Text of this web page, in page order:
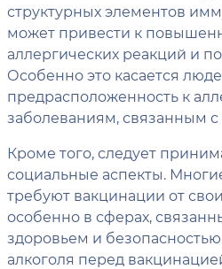
структурных элементов
может привести к
аллергических реакций и
Особенно это касается
предрасположенность к
заболеваниям, связанным
Кроме того, следует
социальные аспекты.
требуют вакцинации от
особенно в сферах,
здоровьем и
алкоголя перед